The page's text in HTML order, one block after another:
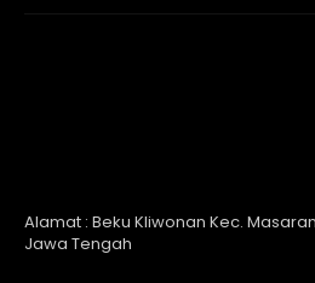
Alamat : Beku Kliwonan Kec.
Jawa Tengah